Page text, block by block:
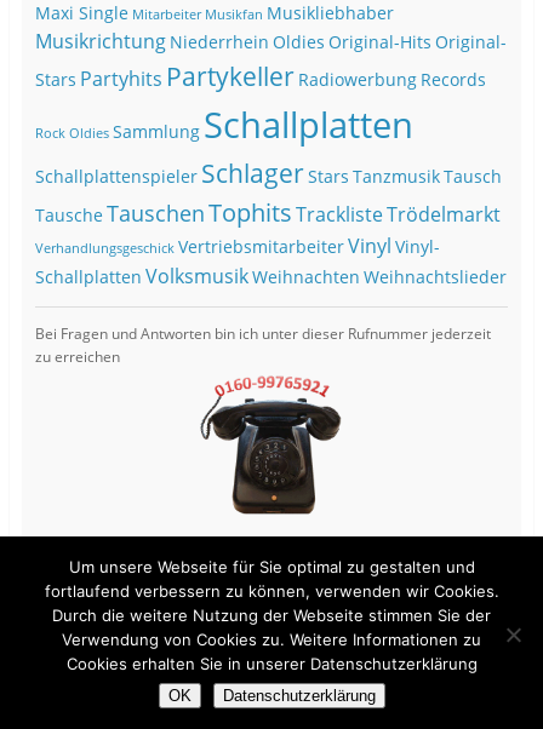
Maxi Single Mitarbeiter Musikfan Musikliebhaber
Musikrichtung Niederrhein Oldies Original-Hits Original-
Stars Partyhits Partykeller Radiowerbung Records
Rock Oldies Sammlung Schallplatten
Schallplattenspieler SchlagerStars TanzmusikTausch
TauscheTauschenTophitsTracklisteTrödelmarkt
Verhandlungsgeschick VertriebsmitarbeiterVinyl Vinyl-
Schallplatten VolksmusikWeihnachten Weihnachtslieder
Bei Fragen und Antworten bin ich unter dieser Rufnummer jederzeit
zu erreichen
View Full Site
Proudly powered by WordPress
Um unsere Webseite für Sie optimal zu gestalten und
fortlaufend verbessern zu können, verwenden wir Cookies.
Durch die weitere Nutzung der Webseite stimmen Sie der
Verwendung von Cookies zu. Weitere Informationen zu
Cookies erhalten Sie in unserer Datenschutzerklärung
OK Datenschutzerklärung